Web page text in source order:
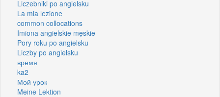
Liczebniki po angielsku
La mia lezione
common collocations
Imiona angielskie męskie
Pory roku po angielsku
Liczby po angielsku
время
ka2
Мой урок
Meine Lektion